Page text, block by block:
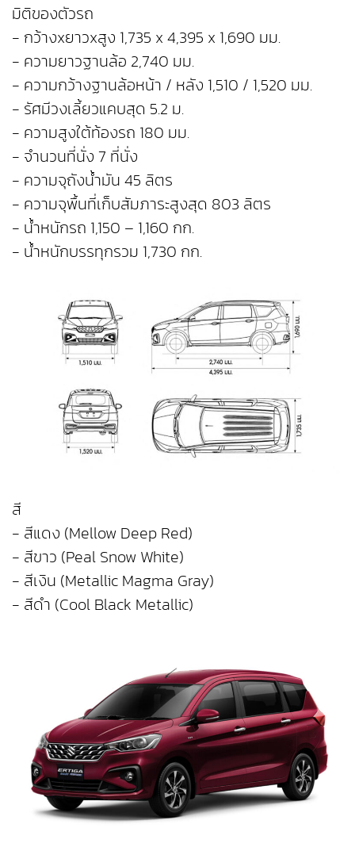
มิติของตัวรถ
- กว้างxยาวxสูง 1,735 x 4,395 x 1,690 มม.
- ความยาวฐานล้อ 2,740 มม.
- ความกว้างฐานล้อหน้า / หลัง 1,510 / 1,520 มม.
- รัศมีวงเลี้ยวแคบสุด 5.2 ม.
- ความสูงใต้ท้องรถ 180 มม.
- จำนวนที่นั่ง 7 ที่นั่ง
- ความจุถังน้ำมัน 45 ลิตร
- ความจุพื้นที่เก็บสัมภาระสูงสุด 803 ลิตร
- น้ำหนักรถ 1,150 – 1,160 กก.
- น้ำหนักบรรทุกรวม 1,730 กก.
สี
- สีแดง (Mellow Deep Red)
- สีขาว (Peal Snow White)
- สีเงิน (Metallic Magma Gray)
- สีดำ (Cool Black Metallic)